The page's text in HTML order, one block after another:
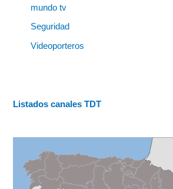
mundo tv
Seguridad
Videoporteros
Listados canales TDT